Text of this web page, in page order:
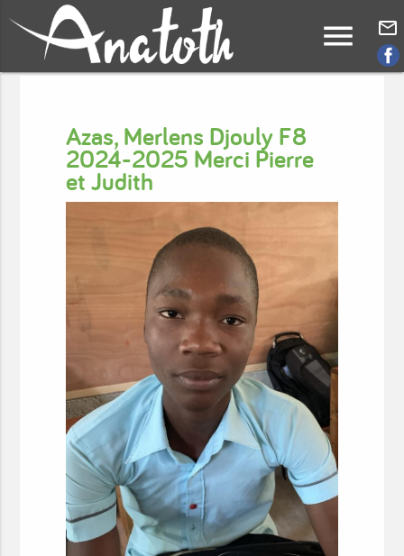
menu mail_outline
Azas, Merlens Djouly F8
2024-2025 Merci Pierre
et Judith